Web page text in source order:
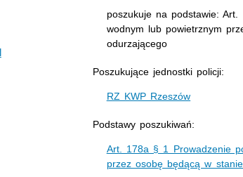
poszukuje na podstawie:
wodnym lub powietrznym
odurzającego
Poszukujące jednostki policji:
RZ KWP Rzeszów
Podstawy poszukiwań:
Art. 178a § 1 Prowadzenie
przez osobę będącą w